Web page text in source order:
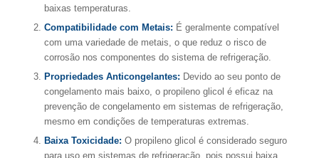
baixas temperaturas.
Compatibilidade com Metais: É geralmente compatível
com uma variedade de metais, o que reduz o risco de
corrosão nos componentes do sistema de refrigeração.
Propriedades Anticongelantes: Devido ao seu ponto de
congelamento mais baixo, o propileno glicol é eficaz na
prevenção de congelamento em sistemas de refrigeração,
mesmo em condições de temperaturas extremas.
Baixa Toxicidade: O propileno glicol é considerado seguro
para uso em sistemas de refrigeração, pois possui baixa